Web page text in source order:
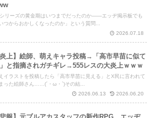
リーズの黄金期はいつまでだったのか——エッヂ掲示板でも
いつからおかしくなったのか」という質問...
2026.07.18
炎上】絵師、萌えキャラ投稿→「高市早苗に似て
と指摘されガチギレ→555レスの大炎上ｗｗｗ
イラストを投稿したら「高市早苗に見える」とX民に言われて
った絵師さん……(´・ω・`)その結...
2026.06.13
2026.06.20